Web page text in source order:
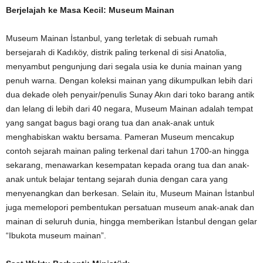
Berjelajah ke Masa Kecil: Museum Mainan
Museum Mainan İstanbul, yang terletak di sebuah rumah
bersejarah di Kadıköy, distrik paling terkenal di sisi Anatolia,
menyambut pengunjung dari segala usia ke dunia mainan yang
penuh warna. Dengan koleksi mainan yang dikumpulkan lebih dari
dua dekade oleh penyair/penulis Sunay Akın dari toko barang antik
dan lelang di lebih dari 40 negara, Museum Mainan adalah tempat
yang sangat bagus bagi orang tua dan anak-anak untuk
menghabiskan waktu bersama. Pameran Museum mencakup
contoh sejarah mainan paling terkenal dari tahun 1700-an hingga
sekarang, menawarkan kesempatan kepada orang tua dan anak-
anak untuk belajar tentang sejarah dunia dengan cara yang
menyenangkan dan berkesan. Selain itu, Museum Mainan İstanbul
juga memelopori pembentukan persatuan museum anak-anak dan
mainan di seluruh dunia, hingga memberikan İstanbul dengan gelar
“Ibukota museum mainan”.